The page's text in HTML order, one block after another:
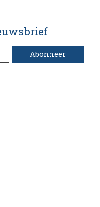
Abonneer